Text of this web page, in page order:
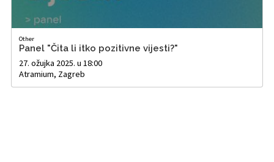
Other
Panel "Čita li itko pozitivne vijesti?"
27. ožujka 2025. u 18:00
Atramium, Zagreb